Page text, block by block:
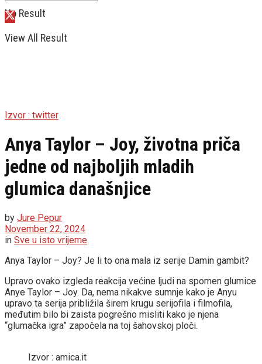
No Result
View All Result
Izvor : twitter
Anya Taylor – Joy, životna priča
jedne od najboljih mladih
glumica današnjice
by Jure Pepur
November 22, 2024
in Sve u isto vrijeme
Anya Taylor – Joy? Je li to ona mala iz serije Damin gambit?
Upravo ovako izgleda reakcija većine ljudi na spomen glumice
Anye Taylor – Joy. Da, nema nikakve sumnje kako je Anyu
upravo ta serija približila širem krugu serijofila i filmofila,
međutim bilo bi zaista pogrešno misliti kako je njena
“glumačka igra” započela na toj šahovskoj ploči.
Izvor : amica.it